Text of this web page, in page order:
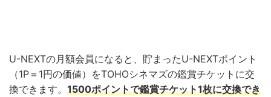
U-NEXTの月額会員になると、貯まったU-NEXTポイント
（1P＝1円の価値）をTOHOシネマズの鑑賞チケットに交
換できます。 1500ポイントで鑑賞チケット1枚に交換でき